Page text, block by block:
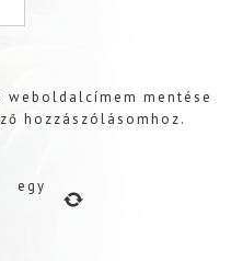
weboldalcímem mentése
hozzászólásomhoz.
egy